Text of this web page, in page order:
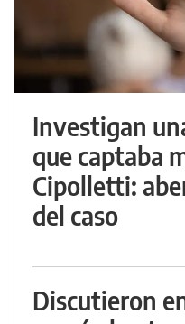
Investigan
que captaba
Cipolletti:
del caso
Discutieron